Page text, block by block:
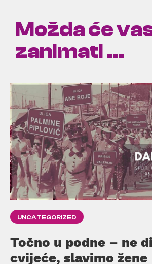
Možda će
zanimati ...
UNCATEGORIZED
Točno u podne – ne
cvijeće, slavimo žene